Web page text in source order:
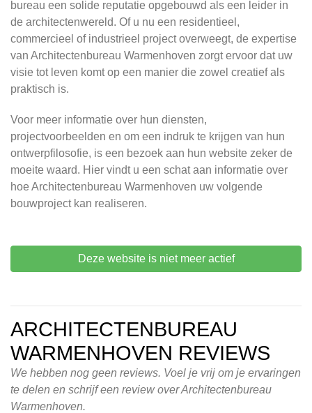
bureau een solide reputatie opgebouwd als een leider in
de architectenwereld. Of u nu een residentieel,
commercieel of industrieel project overweegt, de expertise
van Architectenbureau Warmenhoven zorgt ervoor dat uw
visie tot leven komt op een manier die zowel creatief als
praktisch is.
Voor meer informatie over hun diensten,
projectvoorbeelden en om een indruk te krijgen van hun
ontwerpfilosofie, is een bezoek aan hun website zeker de
moeite waard. Hier vindt u een schat aan informatie over
hoe Architectenbureau Warmenhoven uw volgende
bouwproject kan realiseren.
Deze website is niet meer actief
ARCHITECTENBUREAU
WARMENHOVEN REVIEWS
We hebben nog geen reviews. Voel je vrij om je ervaringen
te delen en schrijf een review over Architectenbureau
Warmenhoven.